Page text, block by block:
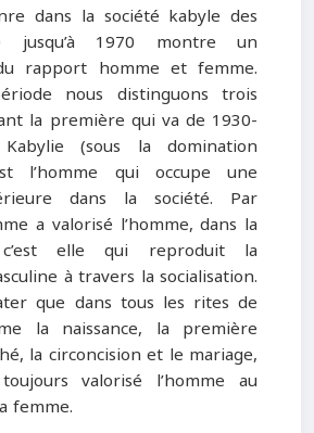
dans la société kabyle des
jusqu’à 1970 montre un
rapport homme et femme.
nous distinguons trois
la première qui va de 1930-
(sous la domination
l’homme qui occupe une
dans la société. Par
a valorisé l’homme, dans la
elle qui reproduit la
à travers la socialisation.
que dans tous les rites de
la naissance, la première
la circoncision et le mariage,
valorisé l’homme au
femme.